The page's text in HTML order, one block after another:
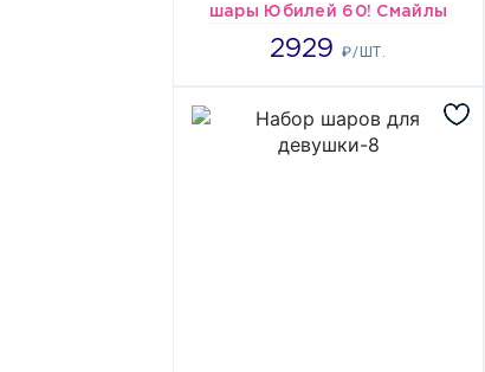
шары Юбилей 60! Смайлы
2929₽/ШТ.
2929